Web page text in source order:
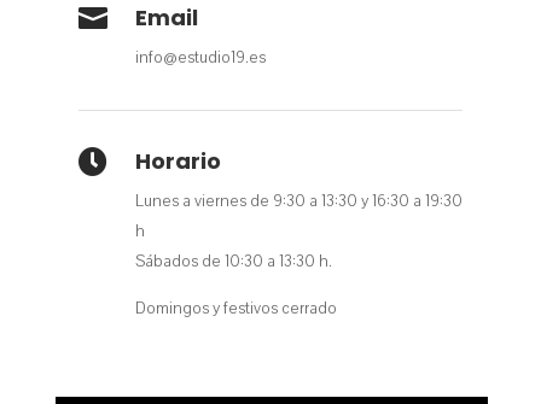
 Email
info@estudio19.es
 Horario
Lunes a viernes de 9:30 a 13:30 y 16:30 a 19:30
h
Sábados de 10:30 a 13:30 h.
Domingos y festivos cerrado